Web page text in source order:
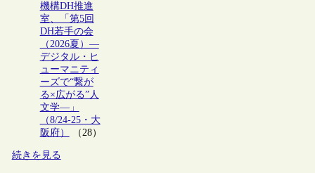
機構DH推進
室、「第5回
DH若手の会
（2026夏）―
デジタル・ヒ
ューマニティ
ーズで“繋が
る×広がる”人
文学―」
（8/24-25・大
阪府）
（28）
続きを見る